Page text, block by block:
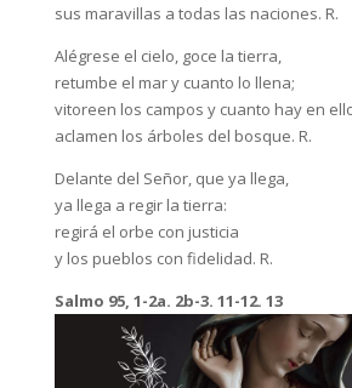
sus maravillas a todas las naciones. R.
Alégrese el cielo, goce la tierra,
retumbe el mar y cuanto lo llena;
vitoreen los campos y cuanto hay en
aclamen los árboles del bosque. R.
Delante del Señor, que ya llega,
ya llega a regir la tierra:
regirá el orbe con justicia
y los pueblos con fidelidad. R.
Salmo 95, 1-2a. 2b-3. 11-12. 13